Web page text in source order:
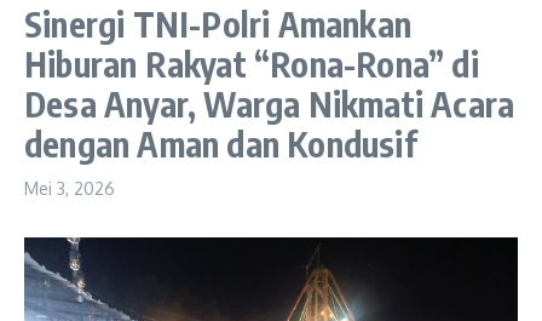
Sinergi TNI-Polri Amankan
Hiburan Rakyat “Rona-Rona” di
Desa Anyar, Warga Nikmati Acara
dengan Aman dan Kondusif
Mei 3, 2026